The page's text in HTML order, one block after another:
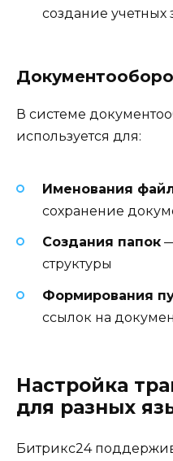
создание учетных
В системе
используется для:
Именования
сохранение
Создания папок
структуры
Формирования
ссылок на
Настройка
для разных
Битрикс24